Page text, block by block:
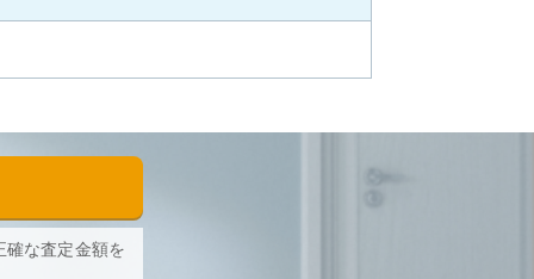
確な査定金額を